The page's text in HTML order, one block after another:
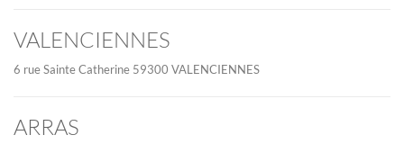
VALENCIENNES
6 rue Sainte Catherine 59300 VALENCIENNES
ARRAS